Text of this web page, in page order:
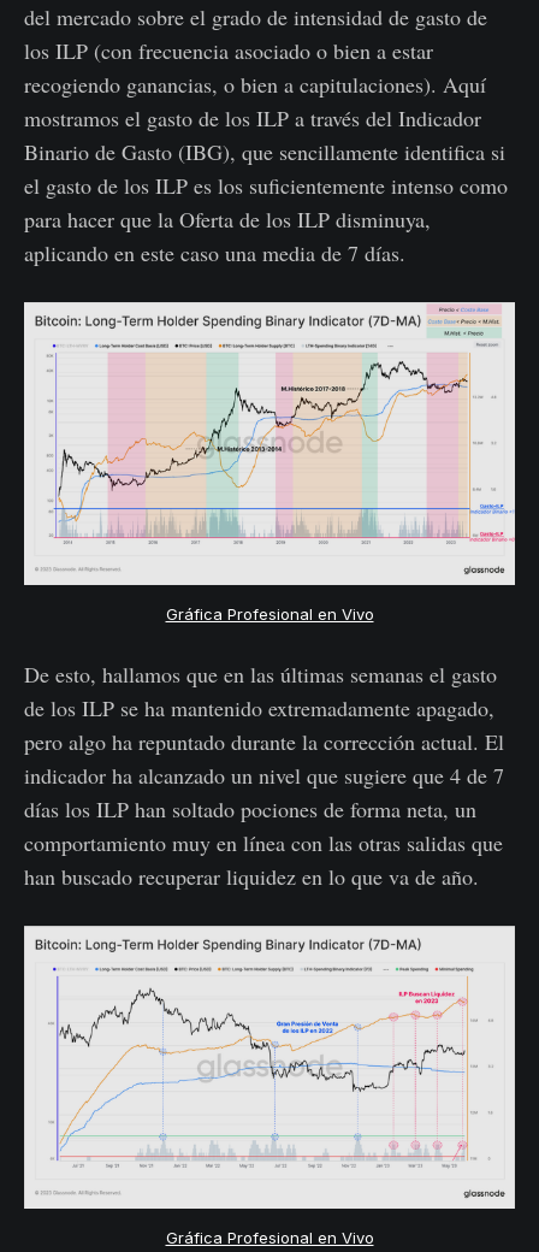
del mercado sobre el grado de intensidad de gasto de
los ILP (con frecuencia asociado o bien a estar
recogiendo ganancias, o bien a capitulaciones). Aquí
mostramos el gasto de los ILP a través del Indicador
Binario de Gasto (IBG), que sencillamente identifica si
el gasto de los ILP es los suficientemente intenso como
para hacer que la Oferta de los ILP disminuya,
aplicando en este caso una media de 7 días.
Gráfica Profesional en Vivo
De esto, hallamos que en las últimas semanas el gasto
de los ILP se ha mantenido extremadamente apagado,
pero algo ha repuntado durante la corrección actual. El
indicador ha alcanzado un nivel que sugiere que 4 de 7
días los ILP han soltado pociones de forma neta, un
comportamiento muy en línea con las otras salidas que
han buscado recuperar liquidez en lo que va de año.
Gráfica Profesional en Vivo